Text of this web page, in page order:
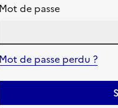
Mot de passe
Mot de passe perdu ?